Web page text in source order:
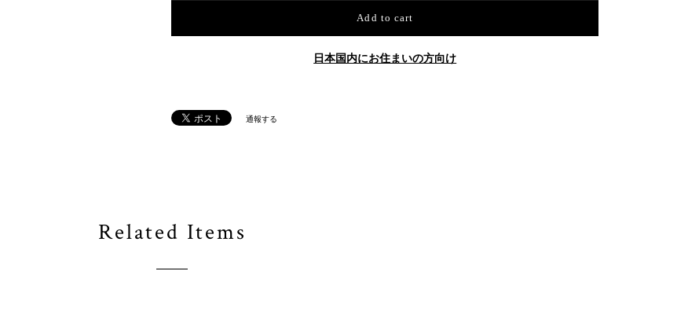
Add to cart
日本国内にお住まいの方向け
通報する
Related Items